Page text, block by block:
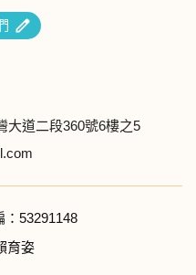
大道二段360號6樓之5
：53291148
育姿